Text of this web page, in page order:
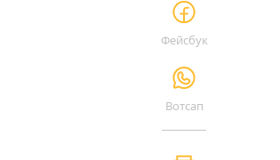
Фейсбук
Вотсап